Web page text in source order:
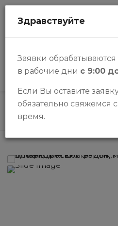
Каталог
Паркинги
Паркоместа в ЖК "Miras
Здравствуйте
Заявки обрабатываются
в рабочие дни с 9:00
Если Вы оставите
обязательно свяжемся
время.